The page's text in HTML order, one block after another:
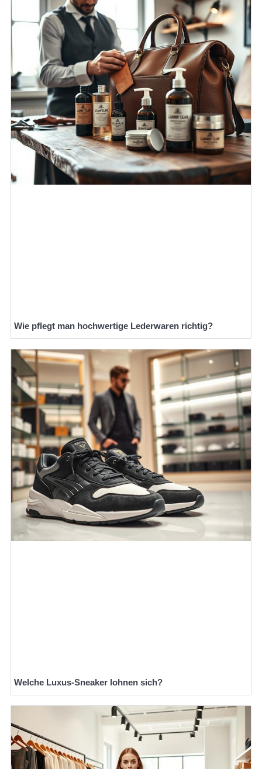
Wie pflegt man hochwertige Lederwaren richtig?
Welche Luxus-Sneaker lohnen sich?